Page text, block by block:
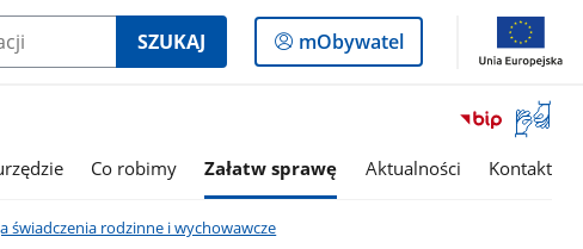
SZUKAJ
Logowanie
do
mObywatel
Otwórz
okno
z
Co robimy Załatw sprawę Aktualności Kontakt
świadczenia rodzinne i wychowawcze